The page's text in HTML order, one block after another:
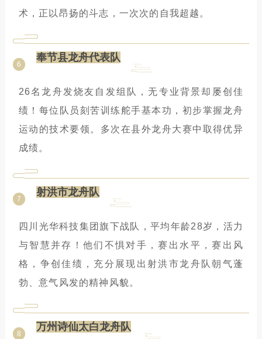
术，正以昂扬的斗志，一次次的自我超越。
6
奉节县龙舟代表队
26名龙舟发烧友自发组队，无专业背景却屡创佳
绩！每位队员刻苦训练舵手基本功，初步掌握龙舟
运动的技术要领。多次在县外龙舟大赛中取得优异
成绩。
7
射洪市龙舟队
四川光华科技集团旗下战队，平均年龄28岁，活力
与智慧并存！他们不惧对手，赛出水平，赛出风
格，争创佳绩，充分展现出射洪市龙舟队朝气蓬
勃、意气风发的精神风貌。
8
万州诗仙太白龙舟队